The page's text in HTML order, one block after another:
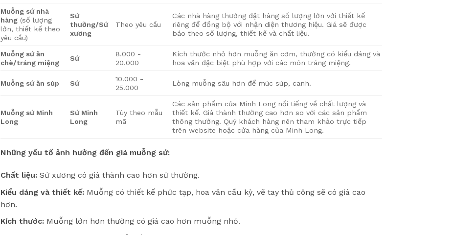
Muỗng sứ nhà
hàng (số lượng
lớn, thiết kế theo
yêu cầu)
Sứ
thường/Sứ
xương
Theo yêu cầu
Các nhà hàng thường đặt hàng số lượng lớn với thiết kế
riêng để đồng bộ với nhận diện thương hiệu. Giá sẽ được
báo theo số lượng, thiết kế và chất liệu.
Muỗng sứ ăn
chè/tráng miệng
Sứ
8.000 -
20.000
Kích thước nhỏ hơn muỗng ăn cơm, thường có kiểu dáng và
hoa văn đặc biệt phù hợp với các món tráng miệng.
Muỗng sứ ăn súp Sứ
10.000 -
25.000
Lòng muỗng sâu hơn để múc súp, canh.
Muỗng sứ Minh
Long
Sứ Minh
Long
Tùy theo mẫu
mã
Các sản phẩm của Minh Long nổi tiếng về chất lượng và
thiết kế. Giá thành thường cao hơn so với các sản phẩm
thông thường. Quý khách hàng nên tham khảo trực tiếp
trên website hoặc cửa hàng của Minh Long.
Những yếu tố ảnh hưởng đến giá muỗng sứ:
Chất liệu: Sứ xương có giá thành cao hơn sứ thường.
Kiểu dáng và thiết kế: Muỗng có thiết kế phức tạp, hoa văn cầu kỳ, vẽ tay thủ công sẽ có giá cao
hơn.
Kích thước: Muỗng lớn hơn thường có giá cao hơn muỗng nhỏ.